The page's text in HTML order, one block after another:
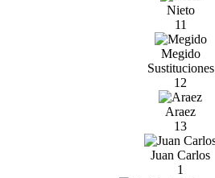
Nieto
11
Megido
Sustituciones
12
Araez
13
Juan Carlos
1